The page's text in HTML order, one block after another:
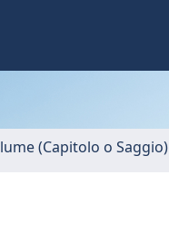
(Capitolo o Saggio)